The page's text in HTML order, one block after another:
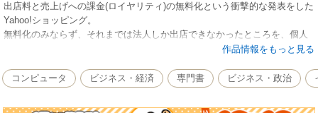
出店料と売上げへの課金(ロイヤリティ)の無料化という衝撃的な発表をした
Yahoo!ショッピング。
無料化のみならず、それまでは法人しか出店できなかったところを、個人
でも出店できるようになったことで、出店希望者は爆発的に増えていま
本書は、グッと敷居が低くなったYahoo!ショッピングで、空いた時間を使
い副業的に商売をしてみようと考えている、主婦、学生、会社員などのネ
ットショップ初心者を対象に、Yahoo!ショッピングの月間ベストストア賞
作品情報をもっと見る
コンピュータ ビジネス・経済 専門書 ビジネス・政治